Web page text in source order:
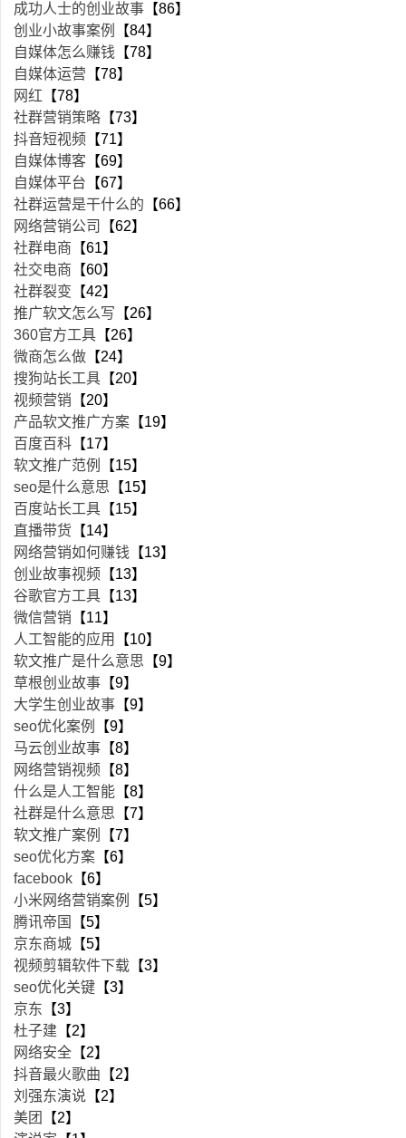
成功人士的创业故事 【86】
创业小故事案例
【84】
自媒体怎么赚钱 【78】
自媒体运营 【78】
网红 【78】
社群营销策略 【73】
抖音短视频 【71】
自媒体博客 【69】
自媒体平台 【67】
社群运营是干什么的 【66】
网络营销公司
【62】
社群电商 【61】
社交电商 【60】
社群裂变 【42】
推广软文怎么写 【26】
360官方工具 【26】
微商怎么做 【24】
搜狗站长工具 【20】
视频营销 【20】
产品软文推广方案 【19】
百度百科 【17】
软文推广范例
【15】
seo是什么意思 【15】
百度站长工具 【15】
直播带货 【14】
网络营销如何赚钱 【13】
创业故事视频 【13】
谷歌官方工具 【13】
微信营销 【11】
人工智能的应用
【10】
软文推广是什么意思 【9】
草根创业故事 【9】
大学生创业故事 【9】
seo优化案例
【9】
马云创业故事 【8】
网络营销视频 【8】
什么是人工智能 【8】
社群是什么意思 【7】
软文推广案例
【7】
seo优化方案 【6】
facebook 【6】
小米网络营销案例
【5】
腾讯帝国
【5】
京东商城 【5】
视频剪辑软件下载 【3】
seo优化关键 【3】
京东 【3】
杜子建 【2】
网络安全 【2】
抖音最火歌曲 【2】
刘强东演说 【2】
美团
【2】